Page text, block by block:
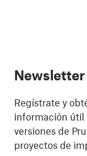
Newsletter
Regístrate y
información útil
versiones de
proyectos de